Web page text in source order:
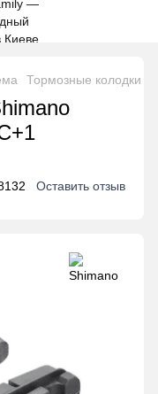
Тормозные колодки
Оставить отзыв